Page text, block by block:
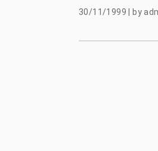
30/11/1999 by